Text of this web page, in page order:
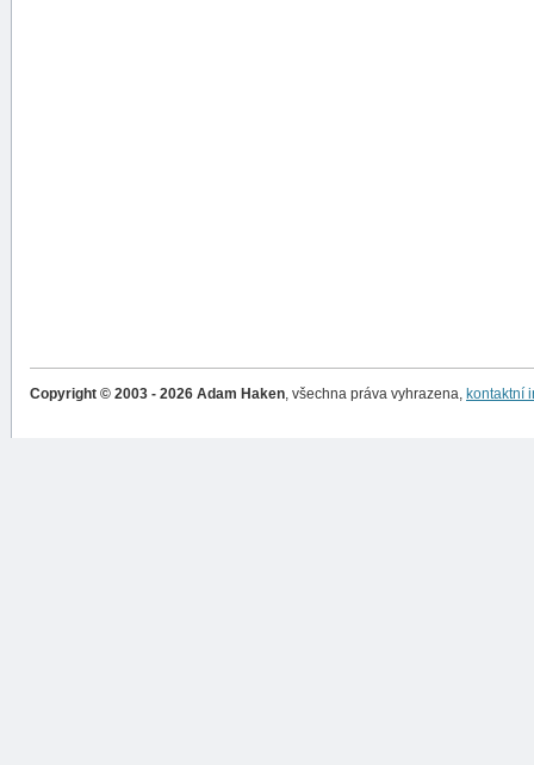
Copyright © 2003 - 2026 Adam Haken, všechna práva vyhrazena, kontaktní